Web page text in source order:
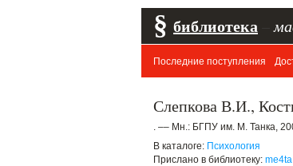
§ библиотека
Последние поступления
Слепкова В.И.,
. –– Мн.: БГПУ им. М. Танка,
В каталоге: Психология
Прислано в библиотеку: me4ta